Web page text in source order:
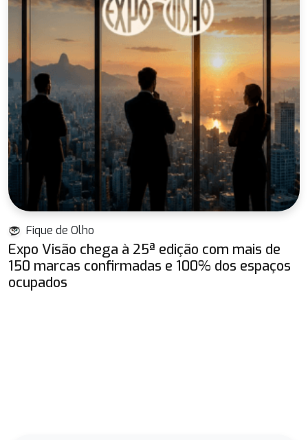
Fique de Olho
Expo Visão chega à 25ª edição com mais de
150 marcas confirmadas e 100% dos espaços
ocupados